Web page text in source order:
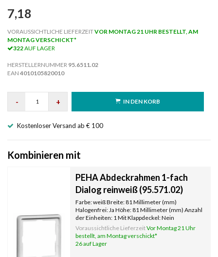
7,18
VORAUSSICHTLICHE LIEFERZEITVOR MONTAG 21 UHR BESTELLT, AM
MONTAG VERSCHICKT*
322AUF LAGER
HERSTELLERNUMMER 95.6511.02
EAN 4010105820010
- + IN DEN KORB
Kostenloser Versand ab € 100
Kombinieren mit
PEHA Abdeckrahmen 1-fach
Dialog reinweiß (95.571.02)
Farbe: weiß Breite: 81 Millimeter (mm)
Halogenfrei: Ja Höhe: 81 Millimeter (mm) Anzahl
der Einheiten: 1 Mit Klappdeckel: Nein
Oberflächenschutz: unbehandelt
Textfeld/Beschriftungsfläche: Nein
Werkstoffgüte: Thermoplast Werkstoff:
Kunststoff Befestig
Voraussichtliche LieferzeitVor Montag 21 Uhr
bestellt, am Montag verschickt*
26 auf Lager